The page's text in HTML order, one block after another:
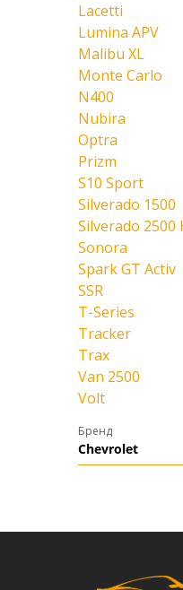
Lacetti
Lumina APV
Malibu XL
Monte Carlo
N400
Nubira
Optra
Prizm
S10 Sport
Silverado 1500
Silverado 2500
Sonora
Spark GT Activ
SSR
T-Series
Tracker
Trax
Van 2500
Volt
Бренд
Chevrolet